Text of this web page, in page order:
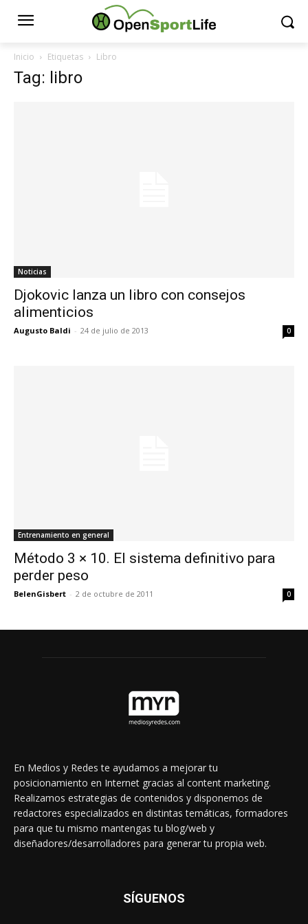
Inicio Etiquetas Libro
Tag: libro
Noticias
Djokovic lanza un libro con consejos
alimenticios
Augusto Baldi - 24 de julio de 2013 0
Entrenamiento en general
Método 3 × 10. El sistema definitivo para
perder peso
BelenGisbert - 2 de octubre de 2011 0
En Medios y Redes te ayudamos a mejorar tu
posicionamiento en Internet gracias al content marketing.
Realizamos estrategias de contenidos y disponemos de
redactores especializados en distintas temáticas, formadores
para que tu mismo mantengas tu blog/web y
diseñadores/desarrolladores para generar tu propia web.
SÍGUENOS